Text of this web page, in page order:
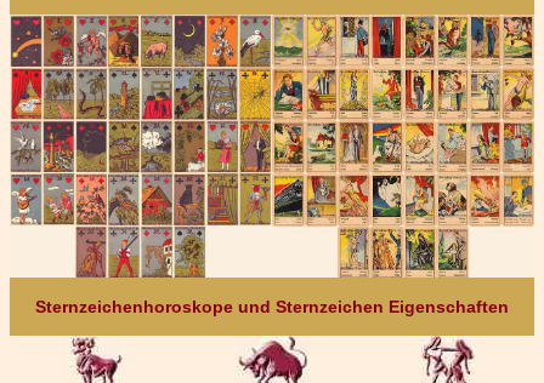
Sternzeichenhoroskope und Sternzeichen Eigenschaften